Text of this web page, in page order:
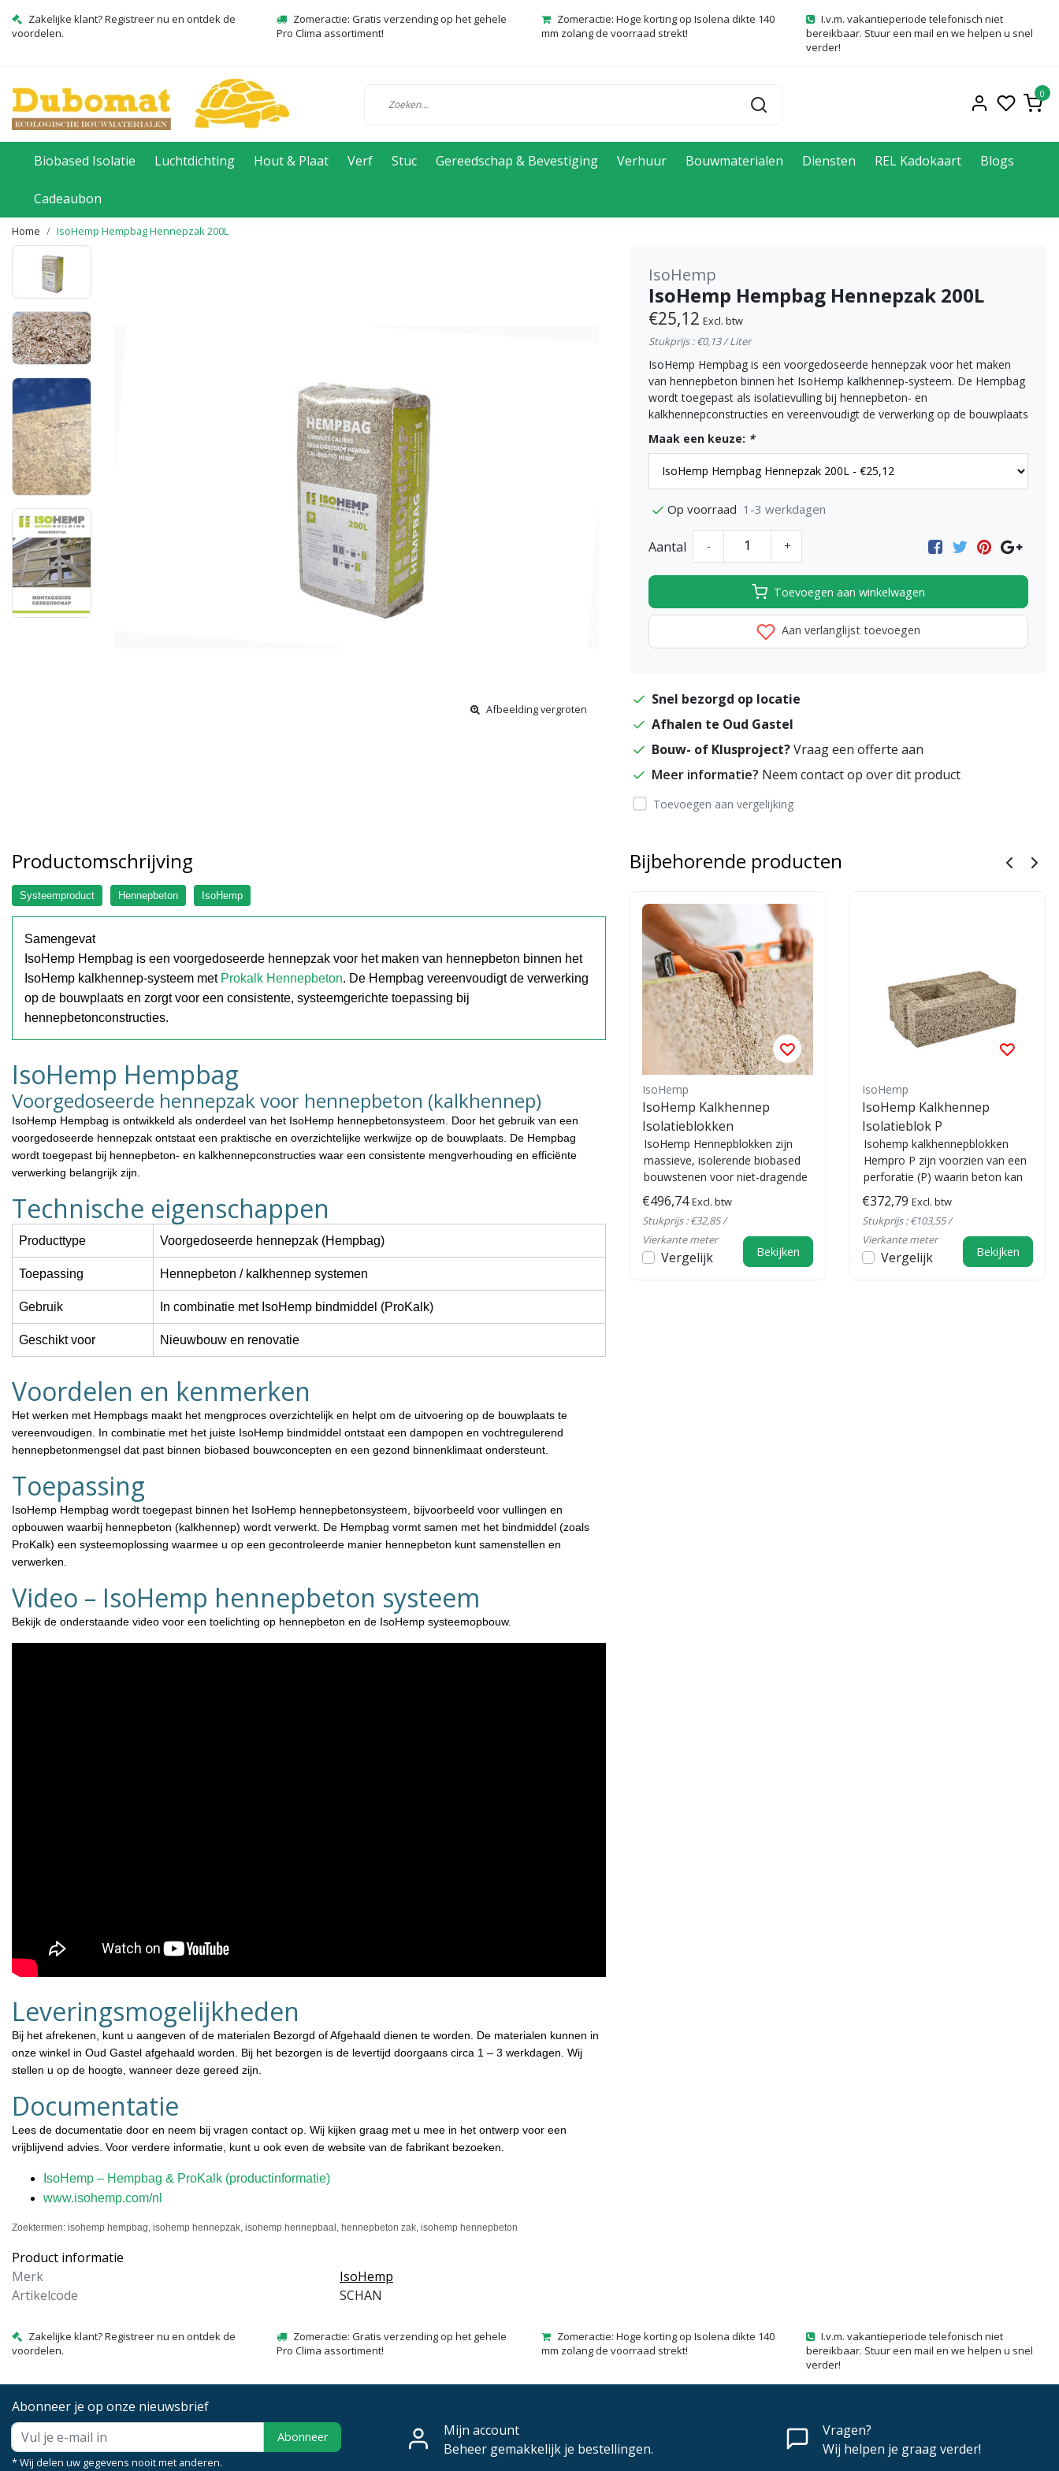
Zakelijke klant? Registreer nu en ontdek de
voordelen.
Zomeractie: Gratis verzending op het gehele
Pro Clima assortiment!
Zomeractie: Hoge korting op Isolena dikte 140
mm zolang de voorraad strekt!
I.v.m. vakantieperiode telefonisch niet
bereikbaar. Stuur een mail en we helpen u snel
verder!
0
Biobased Isolatie Luchtdichting Hout & Plaat Verf Stuc Gereedschap & Bevestiging Verhuur Bouwmaterialen Diensten REL Kadokaart Blogs
Cadeaubon
Home IsoHemp Hempbag Hennepzak 200L
Afbeelding vergroten
IsoHemp
IsoHemp Hempbag Hennepzak 200L
€25,12 Excl. btw
Stukprijs : €0,13 / Liter
IsoHemp Hempbag is een voorgedoseerde hennepzak voor het maken
van hennepbeton binnen het IsoHemp kalkhennep-systeem. De Hempbag
wordt toegepast als isolatievulling bij hennepbeton- en
kalkhennepconstructies en vereenvoudigt de verwerking op de bouwplaats
Maak een keuze: *
Op voorraad 1-3 werkdagen
Aantal - +
Toevoegen aan winkelwagen
Aan verlanglijst toevoegen
Snel bezorgd op locatie
Afhalen te Oud Gastel
Bouw- of Klusproject?Vraag een offerte aan
Meer informatie? Neem contact op over dit product
Toevoegen aan vergelijking
Productomschrijving
Systeemproduct Hennepbeton IsoHemp
Samengevat
IsoHemp Hempbag is een voorgedoseerde hennepzak voor het maken van hennepbeton binnen het
IsoHemp kalkhennep-systeem met Prokalk Hennepbeton. De Hempbag vereenvoudigt de verwerking
op de bouwplaats en zorgt voor een consistente, systeemgerichte toepassing bij
hennepbetonconstructies.
IsoHemp Hempbag
Voorgedoseerde hennepzak voor hennepbeton (kalkhennep)
IsoHemp Hempbag is ontwikkeld als onderdeel van het IsoHemp hennepbetonsysteem. Door het gebruik van een
voorgedoseerde hennepzak ontstaat een praktische en overzichtelijke werkwijze op de bouwplaats. De Hempbag
wordt toegepast bij hennepbeton- en kalkhennepconstructies waar een consistente mengverhouding en efficiënte
verwerking belangrijk zijn.
Technische eigenschappen
Producttype Voorgedoseerde hennepzak (Hempbag)
Toepassing Hennepbeton / kalkhennep systemen
Gebruik In combinatie met IsoHemp bindmiddel (ProKalk)
Geschikt voor Nieuwbouw en renovatie
Voordelen en kenmerken
Het werken met Hempbags maakt het mengproces overzichtelijk en helpt om de uitvoering op de bouwplaats te
vereenvoudigen. In combinatie met het juiste IsoHemp bindmiddel ontstaat een dampopen en vochtregulerend
hennepbetonmengsel dat past binnen biobased bouwconcepten en een gezond binnenklimaat ondersteunt.
Toepassing
IsoHemp Hempbag wordt toegepast binnen het IsoHemp hennepbetonsysteem, bijvoorbeeld voor vullingen en
opbouwen waarbij hennepbeton (kalkhennep) wordt verwerkt. De Hempbag vormt samen met het bindmiddel (zoals
ProKalk) een systeemoplossing waarmee u op een gecontroleerde manier hennepbeton kunt samenstellen en
verwerken.
Video – IsoHemp hennepbeton systeem
Bekijk de onderstaande video voor een toelichting op hennepbeton en de IsoHemp systeemopbouw.
Leveringsmogelijkheden
Bij het afrekenen, kunt u aangeven of de materialen Bezorgd of Afgehaald dienen te worden. De materialen kunnen in
onze winkel in Oud Gastel afgehaald worden. Bij het bezorgen is de levertijd doorgaans circa 1 – 3 werkdagen. Wij
stellen u op de hoogte, wanneer deze gereed zijn.
Documentatie
Lees de documentatie door en neem bij vragen contact op. Wij kijken graag met u mee in het ontwerp voor een
vrijblijvend advies. Voor verdere informatie, kunt u ook even de website van de fabrikant bezoeken.
IsoHemp – Hempbag & ProKalk (productinformatie)
www.isohemp.com/nl
Zoektermen: isohemp hempbag, isohemp hennepzak, isohemp hennepbaal, hennepbeton zak, isohemp hennepbeton
Product informatie
Merk
IsoHemp
Artikelcode
SCHAN
Bijbehorende producten
Prefab Linteel
linteel (latei) is een
constructief element voor
overspannen van raam- en
Excl. btw
: €55,45 /
Vergelijk
IsoHemp
IsoHemp Spouwanker
Het IsoHemp spouwanker is een
stalen bevestigingsmiddel voor
spouwconstr...
€62,89 Excl. btw
Stukprijs : €0,13 /
Stuk
Vergelijk Bekijken
IsoHemp verbindingsbeugel
De IsoHemp verbindingsbeugel
is een stalen verbindingselement
Stukprijs : €0,87 /
Vergelijk
IsoHemp
IsoHemp Kalkhennep
Isolatieblokken
IsoHemp Hennepblokken zijn
massieve, isolerende biobased
bouwstenen voor niet-dragende
dampopen en duurzame
constructies...
€496,74 Excl. btw
Stukprijs : €32,85 /
Vierkante meter
Vergelijk Bekijken
IsoHemp
IsoHemp Kalkhennep
Isolatieblok P
Isohemp kalkhennepblokken
Hempro P zijn voorzien van een
perforatie (P) waarin beton kan
gestort worden voor het maken
v...
€372,79 Excl. btw
Stukprijs : €103,55 /
Vierkante meter
Vergelijk Bekijken
Zakelijke klant? Registreer nu en ontdek de
voordelen.
Zomeractie: Gratis verzending op het gehele
Pro Clima assortiment!
Zomeractie: Hoge korting op Isolena dikte 140
mm zolang de voorraad strekt!
I.v.m. vakantieperiode telefonisch niet
bereikbaar. Stuur een mail en we helpen u snel
verder!
Abonneer je op onze nieuwsbrief
Abonneer
* Wij delen uw gegevens nooit met anderen.
Mijn account
Beheer gemakkelijk je bestellingen.
Vragen?
Wij helpen je graag verder!